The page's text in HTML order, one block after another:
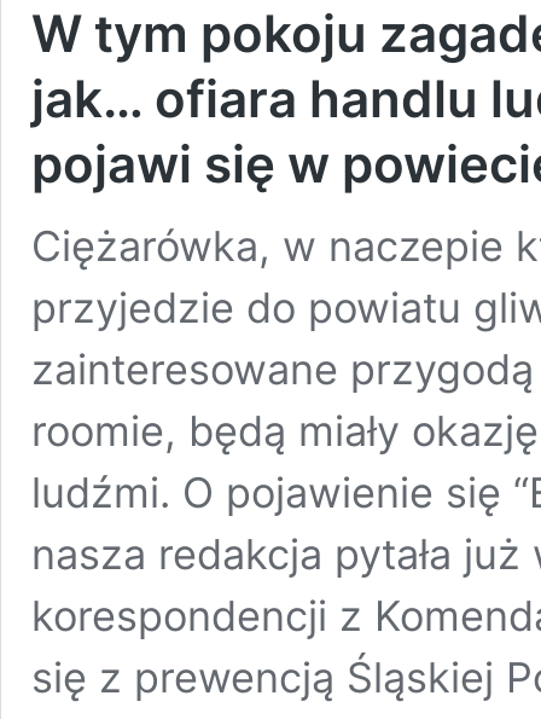
W tym pokoju
jak… ofiara handlu
pojawi się w
Ciężarówka, w naczepie
przyjedzie do powiatu
zainteresowane
roomie, będą miały
ludźmi. O pojawienie się
nasza redakcja pytała
korespondencji z
się z prewencją Śląskiej